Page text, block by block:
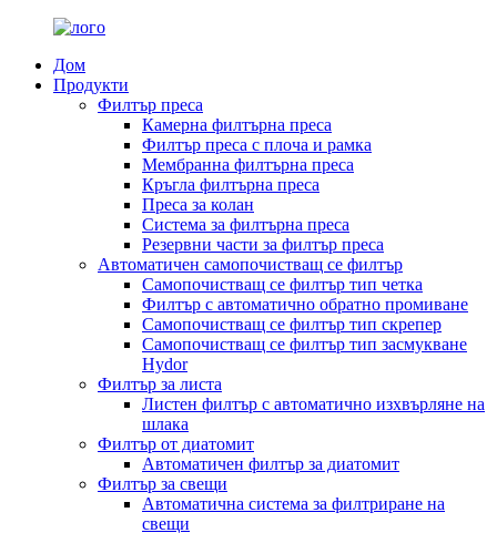
Дом
Продукти
Филтър преса
Камерна филтърна преса
Филтър преса с плоча и рамка
Мембранна филтърна преса
Кръгла филтърна преса
Преса за колан
Система за филтърна преса
Резервни части за филтър преса
Автоматичен самопочистващ се филтър
Самопочистващ се филтър тип четка
Филтър с автоматично обратно промиване
Самопочистващ се филтър тип скрепер
Самопочистващ се филтър тип засмукване
Hydor
Филтър за листа
Листен филтър с автоматично изхвърляне на
шлака
Филтър от диатомит
Автоматичен филтър за диатомит
Филтър за свещи
Автоматична система за филтриране на
свещи